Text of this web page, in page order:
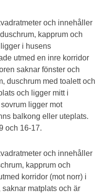
och innehåller
kapprum och
i husens
utmed en inre korridor
saknar fönster och
duschrum med toalett och
och ligger mitt i
ligger mot
balkong eller uteplats.
och 16-17.
och innehåller
kapprum och
korridor (mot norr) i
matplats och är